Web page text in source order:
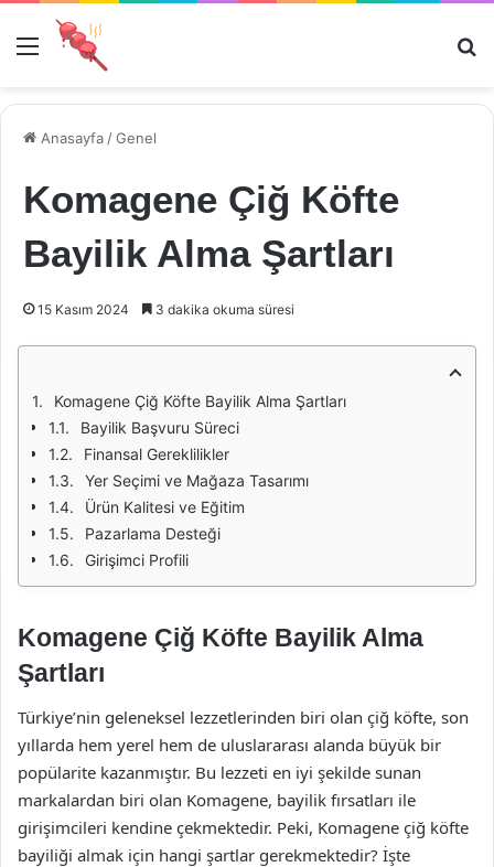
Menü
Anasayfa /Genel
Komagene Çiğ Köfte
Bayilik Alma Şartları
15 Kasım 2024 3 dakika okuma süresi
Komagene Çiğ Köfte Bayilik Alma Şartları
Bayilik Başvuru Süreci
Finansal Gereklilikler
Yer Seçimi ve Mağaza Tasarımı
Ürün Kalitesi ve Eğitim
Pazarlama Desteği
Girişimci Profili
Komagene Çiğ Köfte Bayilik Alma
Şartları
Türkiye’nin geleneksel lezzetlerinden biri olan çiğ köfte, son
yıllarda hem yerel hem de uluslararası alanda büyük bir
popülarite kazanmıştır. Bu lezzeti en iyi şekilde sunan
markalardan biri olan Komagene, bayilik fırsatları ile
girişimcileri kendine çekmektedir. Peki, Komagene çiğ köfte
bayiliği almak için hangi şartlar gerekmektedir? İşte